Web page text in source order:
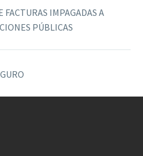
FACTURAS IMPAGADAS A
PÚBLICAS